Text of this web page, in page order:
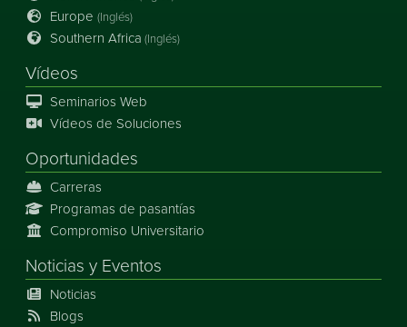
Europe (Inglés)
Southern Africa (Inglés)
Vídeos
Seminarios Web
Vídeos de Soluciones
Oportunidades
Carreras
Programas de pasantías
Compromiso Universitario
Noticias y Eventos
Noticias
Blogs